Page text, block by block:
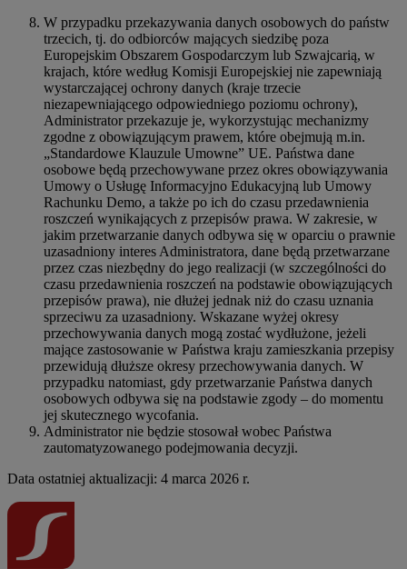
W przypadku przekazywania danych osobowych do państw
trzecich, tj. do odbiorców mających siedzibę poza
Europejskim Obszarem Gospodarczym lub Szwajcarią, w
krajach, które według Komisji Europejskiej nie zapewniają
wystarczającej ochrony danych (kraje trzecie
niezapewniającego odpowiedniego poziomu ochrony),
Administrator przekazuje je, wykorzystując mechanizmy
zgodne z obowiązującym prawem, które obejmują m.in.
„Standardowe Klauzule Umowne” UE. Państwa dane
osobowe będą przechowywane przez okres obowiązywania
Umowy o Usługę Informacyjno Edukacyjną lub Umowy
Rachunku Demo, a także po ich do czasu przedawnienia
roszczeń wynikających z przepisów prawa. W zakresie, w
jakim przetwarzanie danych odbywa się w oparciu o prawnie
uzasadniony interes Administratora, dane będą przetwarzane
przez czas niezbędny do jego realizacji (w szczególności do
czasu przedawnienia roszczeń na podstawie obowiązujących
przepisów prawa), nie dłużej jednak niż do czasu uznania
sprzeciwu za uzasadniony. Wskazane wyżej okresy
przechowywania danych mogą zostać wydłużone, jeżeli
mające zastosowanie w Państwa kraju zamieszkania przepisy
przewidują dłuższe okresy przechowywania danych. W
przypadku natomiast, gdy przetwarzanie Państwa danych
osobowych odbywa się na podstawie zgody – do momentu
jej skutecznego wycofania.
Administrator nie będzie stosował wobec Państwa
zautomatyzowanego podejmowania decyzji.
Data ostatniej aktualizacji: 4 marca 2026 r.